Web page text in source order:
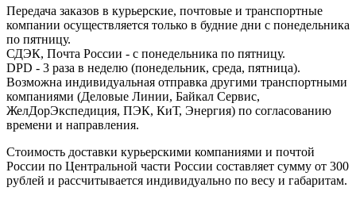
Передача заказов в курьерские, почтовые и транспортные
компании осуществляется только в будние дни с понедельника
по пятницу.
СДЭК, Почта России - с понедельника по пятницу.
DPD - 3 раза в неделю (понедельник, среда, пятница).
Возможна индивидуальная отправка другими транспортными
компаниями (Деловые Линии, Байкал Сервис,
ЖелДорЭкспедиция, ПЭК, КиТ, Энергия) по согласованию
времени и направления.
Стоимость доставки курьерскими компаниями и почтой
России по Центральной части России составляет сумму от 300
рублей и рассчитывается индивидуально по весу и габаритам.